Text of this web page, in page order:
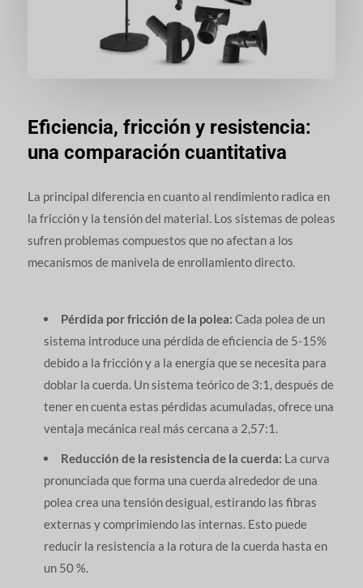
Eficiencia, fricción y resistencia:
una comparación cuantitativa
La principal diferencia en cuanto al rendimiento radica en
la fricción y la tensión del material. Los sistemas de poleas
sufren problemas compuestos que no afectan a los
mecanismos de manivela de enrollamiento directo.
Pérdida por fricción de la polea: Cada polea de un
sistema introduce una pérdida de eficiencia de 5-15%
debido a la fricción y a la energía que se necesita para
doblar la cuerda. Un sistema teórico de 3:1, después de
tener en cuenta estas pérdidas acumuladas, ofrece una
ventaja mecánica real más cercana a 2,57:1.
Reducción de la resistencia de la cuerda: La curva
pronunciada que forma una cuerda alrededor de una
polea crea una tensión desigual, estirando las fibras
externas y comprimiendo las internas. Esto puede
reducir la resistencia a la rotura de la cuerda hasta en
un 50 %.